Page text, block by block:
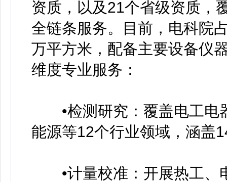
资质，以及21个省级资质，
全链条服务。目前，电科院
万平方米，配备主要设备仪
维度专业服务：
•检测研究：覆盖电工电
能源等12个行业领域，涵盖
•计量校准：开展热工、